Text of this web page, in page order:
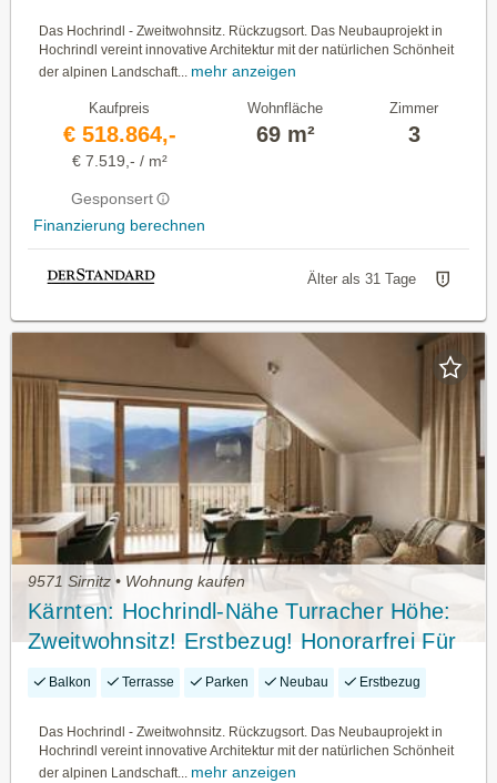
Das Hochrindl - Zweitwohnsitz. Rückzugsort. Das Neubauprojekt in
Hochrindl vereint innovative Architektur mit der natürlichen Schönheit
der alpinen Landschaft...
mehr anzeigen
Kaufpreis
€ 518.864,-
€ 7.519,- / m²
Gesponsert
Finanzierung berechnen
Wohnfläche
69 m²
Zimmer
3
Älter als 31 Tage
9571 Sirnitz • Wohnung kaufen
Kärnten: Hochrindl-Nähe Turracher Höhe:
Zweitwohnsitz! Erstbezug! Honorarfrei Für
Käufer: Innen! Einzigartiger Blick auf Über
Balkon Terrasse Parken Neubau Erstbezug
Das Hochrindl - Zweitwohnsitz. Rückzugsort. Das Neubauprojekt in
Hochrindl vereint innovative Architektur mit der natürlichen Schönheit
der alpinen Landschaft... mehr anzeigen